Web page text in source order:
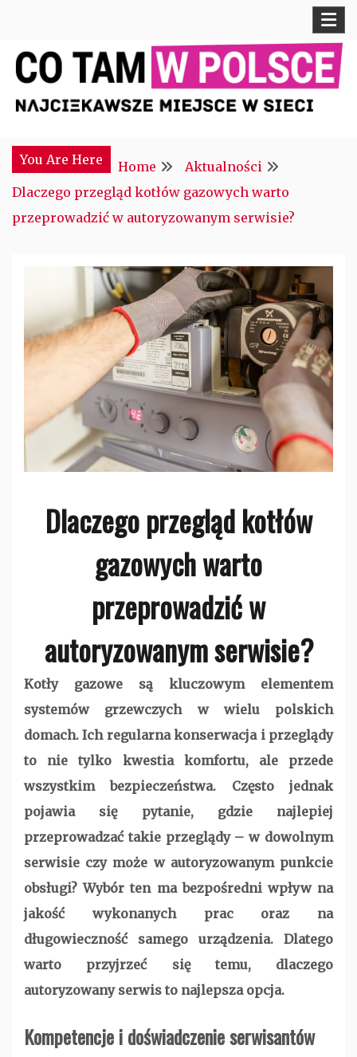
content
CTM POLONIA
You Are Here
Home
Aktualności
Dlaczego przegląd kotłów gazowych warto
przeprowadzić w autoryzowanym serwisie?
Dlaczego przegląd kotłów
gazowych warto
przeprowadzić w
autoryzowanym serwisie?
Kotły gazowe są kluczowym elementem
systemów grzewczych w wielu polskich
domach. Ich regularna konserwacja i przeglądy
to nie tylko kwestia komfortu, ale przede
wszystkim bezpieczeństwa. Często jednak
pojawia się pytanie, gdzie najlepiej
przeprowadzać takie przeglądy – w dowolnym
serwisie czy może w autoryzowanym punkcie
obsługi? Wybór ten ma bezpośredni wpływ na
jakość wykonanych prac oraz na
długowieczność samego urządzenia. Dlatego
warto przyjrzeć się temu, dlaczego
autoryzowany serwis to najlepsza opcja.
Kompetencje i doświadczenie serwisantów